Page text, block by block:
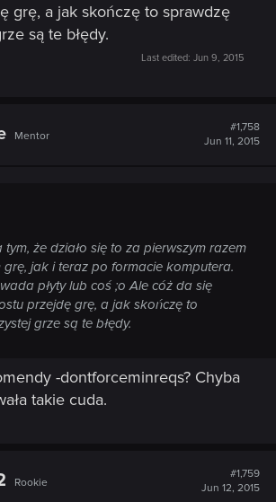
grę, a jak skończę to sprawdzę
są te błędy.
Last edited: Jun 9, 2015
Mentor
#1,758
Jun 11, 2015
że działo się to za pierwszym razem
grę, jak i teraz po formacie komputera.
płyty lub coś ;o Ale cóż da się
przejdę grę, a jak skończę to
grze są te błędy.
-dontforceminreqs? Chyba
takie cuda.
Rookie
#1,759
Jun 12, 2015